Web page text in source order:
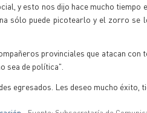
y esto nos dijo hace mucho
sólo puede picotearlo y el zorro se
provinciales que atacan
sea de política".
egresados. Les deseo mucho